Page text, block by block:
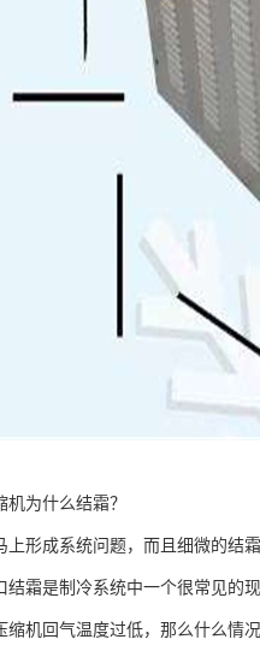
为什么结霜？
上形成系统问题，而且细微的结
结霜是制冷系统中一个很常见的现
缩机回气温度过低，那么什么情